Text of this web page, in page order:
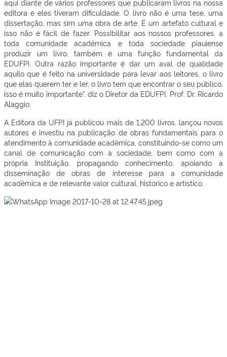
aqui diante de vários professores que publicaram livros na nossa
editora e eles tiveram dificuldade. O livro não é uma tese, uma
dissertação, mas sim uma obra de arte. É um artefato cultural e
isso não é fácil de fazer. Possibilitar aos nossos professores, a
toda comunidade acadêmica e toda sociedade piauiense
produzir um livro, também é uma função fundamental da
EDUFPI. Outra razão importante é dar um aval de qualidade
aquilo que é feito na universidade para levar aos leitores, o livro
que elas querem ter e ler, o livro tem que encontrar o seu público,
isso é muito importante”, diz o Diretor da EDUFPI, Prof. Dr. Ricardo
Alaggio.
A Editora da UFPI já publicou mais de 1.200 livros, lançou novos
autores e investiu na publicação de obras fundamentais para o
atendimento à comunidade acadêmica, constituindo-se como um
canal de comunicação com a sociedade, bem como com a
própria Instituição, propagando conhecimento, apoiando a
disseminação de obras de interesse para a comunidade
acadêmica e de relevante valor cultural, histórico e artístico.